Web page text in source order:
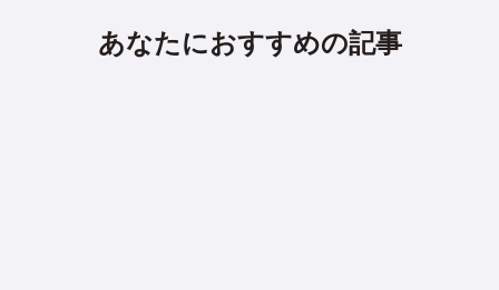
あなたにおすすめの記事